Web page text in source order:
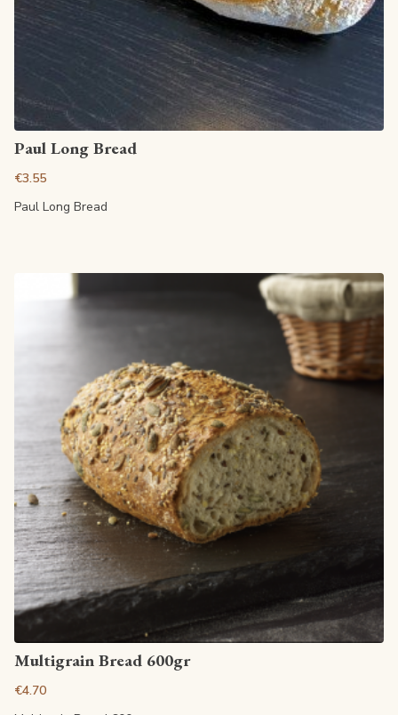
Paul Long Bread
€3.55
Paul Long Bread
View article
Multigrain Bread 600gr
€4.70